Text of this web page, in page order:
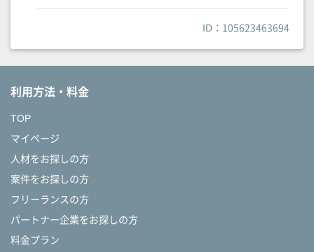
ID：105623463694
利用方法・料金
TOP
マイページ
人材をお探しの方
案件をお探しの方
フリーランスの方
パートナー企業をお探しの方
料金プラン